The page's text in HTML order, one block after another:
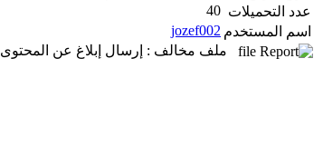
عدد التحميلات 40
اسم المستخدم jozef002
ملف مخالف : إرسال إبلاغ عن المحتوى